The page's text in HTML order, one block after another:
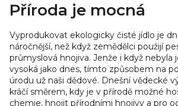
Příroda je mocná
Vyprodukovat ekologicky čisté jídlo je
náročnější, než když zemědělci použijí
průmyslová hnojiva. Jenže i když nebyla
vysoká jako dnes, tímto způsobem na
úrodu už naši dědové. Dnešní vědecké
kráčí směrem, kdy je v přírodě možné
chemie, hnojit přírodními hnojivy a pro